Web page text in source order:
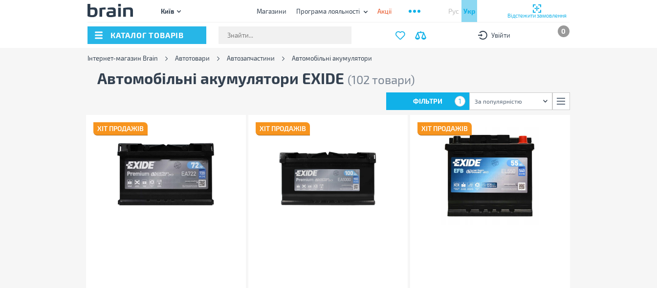
Київ Магазини Програма лояльності Акції Рус Укр
Відстежити замовлення
КАТАЛОГ ТОВАРІВ Увійти 0
Інтернет-магазин Brain Автотовари Автозапчастини Автомобільні акумулятори
Автомобільні акумулятори EXIDE (102 товари)
ФІЛЬТРИ 1 За популярністю
ХІТ ПРОДАЖІВ ХІТ ПРОДАЖІВ ХІТ ПРОДАЖІВ